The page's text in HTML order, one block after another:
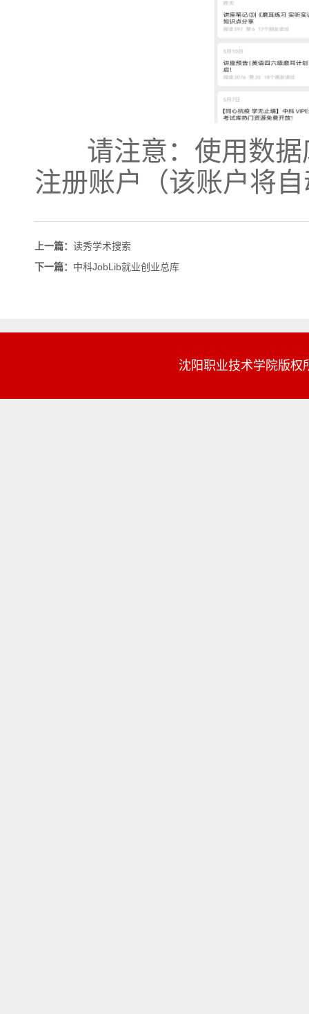
请注意：使用数据
注册账户（该账户将
上一篇： 读秀学术搜索
下一篇： 中科JobLib就业创业总库
沈阳职业技术学院版